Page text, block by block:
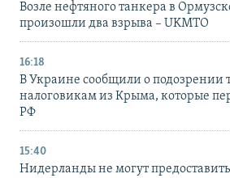
Возле нефтяного танкера в
произошли два взрыва – UKMTO
16:18
В Украине сообщили о
налоговикам из Крыма, которые
РФ
15:40
Нидерланды не могут